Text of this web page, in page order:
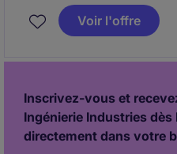
Le candidat retenu sera le
maintenance préventive
Voir l'offre
Inscrivez-vous et
Ingénierie Industries
directement dans votre